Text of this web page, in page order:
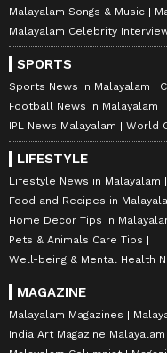
Malayalam Songs & Music
Malayalam Celebrity
SPORTS
Sports News in Malayalam
Football News in Malayalam
IPL News Malayalam
World
LIFESTYLE
Lifestyle News in Malayalam
Food and Recipes in
Home Decor Tips in
Pets & Animals Care Tips
Well-being & Mental Health
MAGAZINE
Malayalam Magazines
India Art Magazine Malayalam